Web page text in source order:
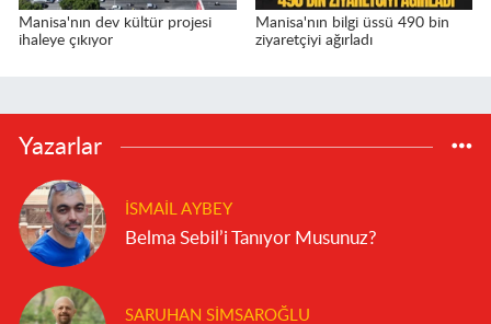
Manisa'nın dev kültür projesi
ihaleye çıkıyor
Manisa'nın bilgi üssü 490 bin
ziyaretçiyi ağırladı
Yazarlar
İSMAIL AYBEY
Belma Sebil’i Tanıyor Musunuz?
SARUHAN SIMSAROĞLU